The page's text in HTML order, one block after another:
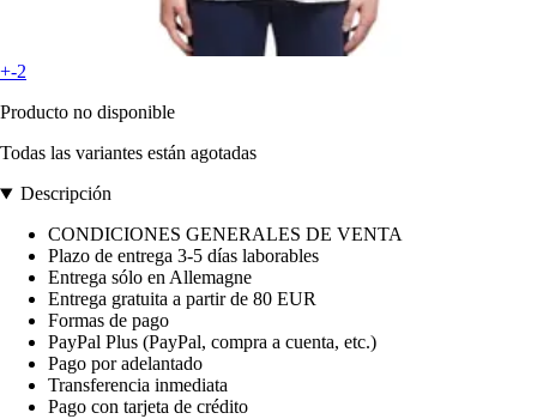
+-2
Producto no disponible
Todas las variantes están agotadas
Descripción
CONDICIONES GENERALES DE VENTA
Plazo de entrega 3-5 días laborables
Entrega sólo en Allemagne
Entrega gratuita a partir de 80 EUR
Formas de pago
PayPal Plus (PayPal, compra a cuenta, etc.)
Pago por adelantado
Transferencia inmediata
Pago con tarjeta de crédito